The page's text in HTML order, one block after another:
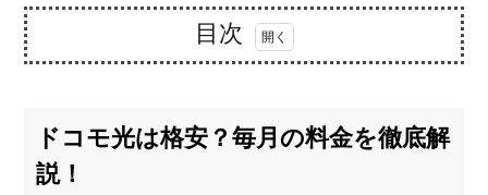
目次
は格
安？
毎月
ドコモ光は格安？毎月の料金を徹底解
説！